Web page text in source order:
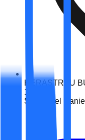
HERASTRAU
1
Str. Daniel